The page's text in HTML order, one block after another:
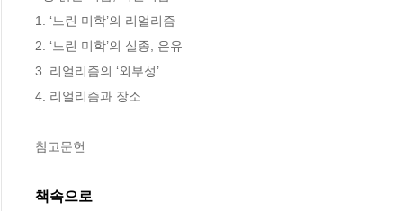
1. ‘느린 미학’의 리얼리즘
2. ‘느린 미학’의 실종, 은유
3. 리얼리즘의 ‘외부성’
4. 리얼리즘과 장소
참고문헌
책속으로